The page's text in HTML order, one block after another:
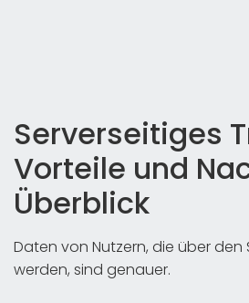
Serverseitiges
Vorteile und
Überblick
Daten von Nutzern, die über den
werden, sind genauer.